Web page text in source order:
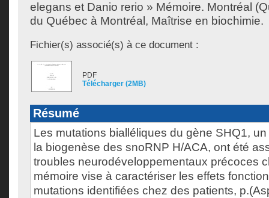
elegans et Danio rerio » Mémoire. Montréal
du Québec à Montréal, Maîtrise en biochimie.
Fichier(s) associé(s) à ce document :
PDF
Télécharger (2MB)
Résumé
Les mutations bialléliques du gène SHQ1,
la biogenèse des snoRNP H/ACA, ont été
troubles neurodéveloppementaux précoces
mémoire vise à caractériser les effets
mutations identifiées chez des patients,